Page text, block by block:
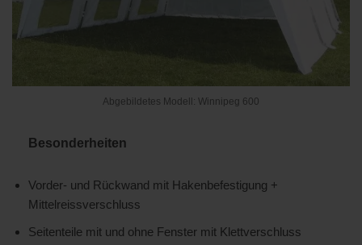
Abgebildetes Modell: Winnipeg 600
Besonderheiten
Vorder- und Rückwand mit Hakenbefestigung +
Mittelreissverschluss
Seitenteile mit und ohne Fenster mit Klettverschluss